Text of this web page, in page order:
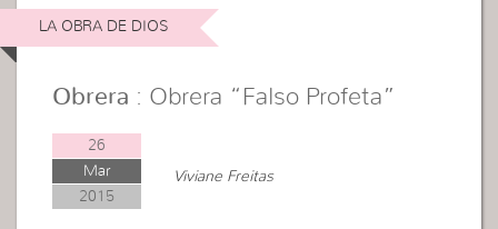
LA OBRA DE DIOS
Obrera : Obrera “Falso Profeta”
26
Mar
2015
Viviane Freitas